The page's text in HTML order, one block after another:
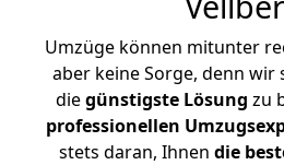
Umzüge können mitunter
aber keine Sorge, denn wir
diegünstigste Lösung zu
professionellen
stets daran, Ihnen die